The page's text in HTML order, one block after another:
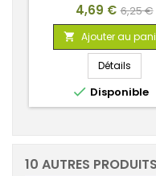
Prix
4,69 € Prix
de
base
6,25 €
 Ajouter au
Détails
 Disponible
10 AUTRES